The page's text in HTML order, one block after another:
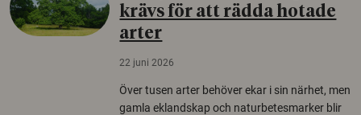
krävs för att rädda hotade
arter
22 juni 2026
Över tusen arter behöver ekar i sin närhet, men
gamla eklandskap och naturbetesmarker blir